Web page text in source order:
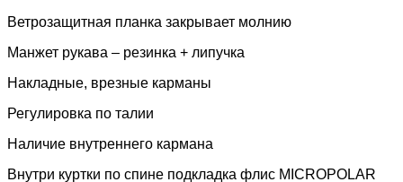
Ветрозащитная планка закрывает молнию
Манжет рукава – резинка + липучка
Накладные, врезные карманы
Регулировка по талии
Наличие внутреннего кармана
Внутри куртки по спине подкладка флис MICROPOLAR